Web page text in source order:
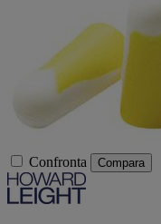
Confronta Compara